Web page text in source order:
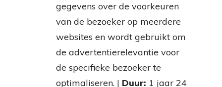
gegevens over de voorkeuren
van de bezoeker op meerdere
websites en wordt gebruikt om
de advertentierelevantie voor
de specifieke bezoeker te
optimaliseren. | Duur: 1 jaar 24